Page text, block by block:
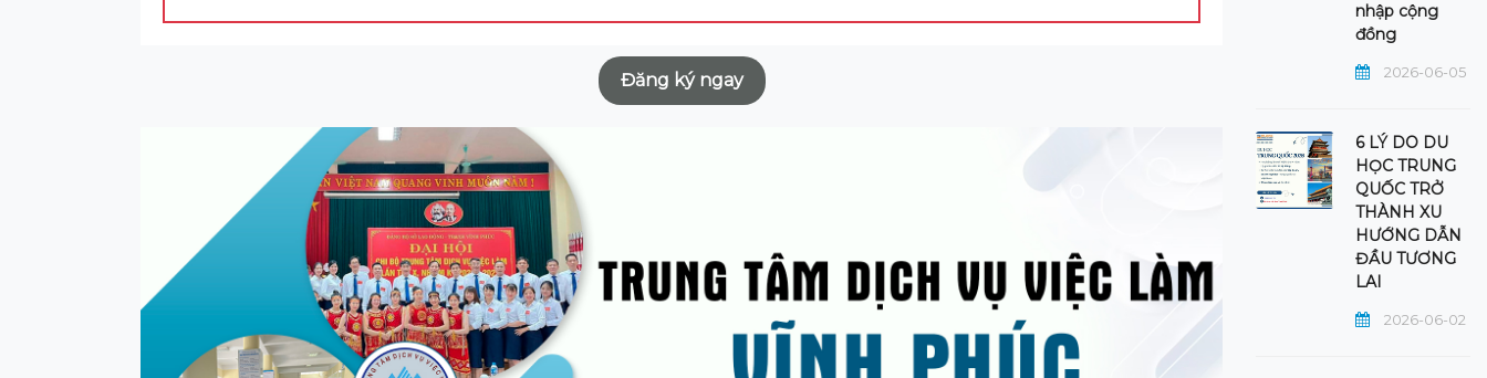
Đăng ký ngay
nhập cộng
đồng
2026-06-05
6 LÝ DO DU
HỌC TRUNG
QUỐC TRỞ
THÀNH XU
HƯỚNG DẪN
ĐẦU TƯƠNG
LAI
2026-06-02